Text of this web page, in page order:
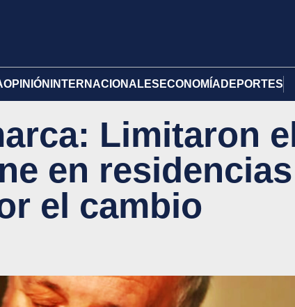
OPINIÓN INTERNACIONALES ECONOMÍA DEPORTES
Limitaron
en residencias
el cambio